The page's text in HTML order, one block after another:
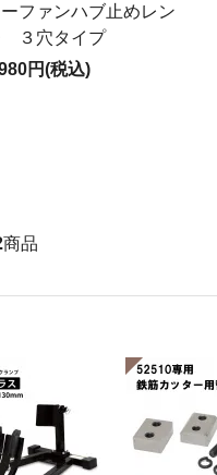
ファンハブ止めレン
３穴タイプ
円(税込)
商品